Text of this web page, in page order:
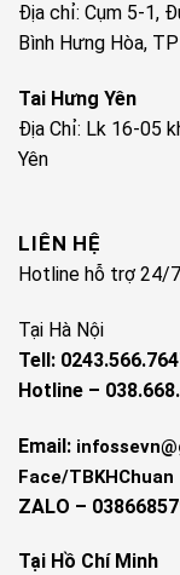
Địa chỉ: Cụm 5-1,
Bình Hưng Hòa,
Tai Hưng Yên
Địa Chỉ: Lk 16-05
Yên
LIÊN HỆ
Hotline hỗ trợ 24/
Tại Hà Nội
Tell:
Hotline –
Email:
Face/TBKHChuan
ZALO –
Tại Hồ Chí Minh